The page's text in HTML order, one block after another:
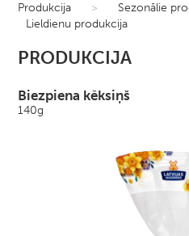
Produkcija > Sezonālie
Lieldienu produkcija
PRODUKCIJA
Biezpiena kēksiņš
140g